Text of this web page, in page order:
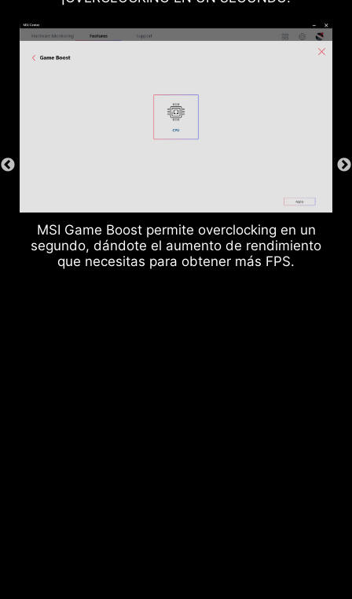
MSI Game Boost permite overclocking en un
segundo, dándote el aumento de rendimiento
que necesitas para obtener más FPS.